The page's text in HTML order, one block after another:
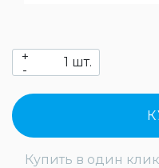
+
-
шт.
Купить в один клик